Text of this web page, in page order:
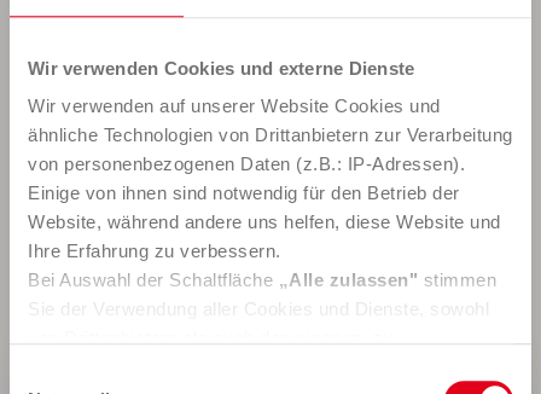
Wir verwenden Cookies und externe Dienste
Wir verwenden auf unserer Website Cookies und
ähnliche Technologien von Drittanbietern zur Verarbeitung
von personenbezogenen Daten (z.B.: IP-Adressen).
Einige von ihnen sind notwendig für den Betrieb der
Website, während andere uns helfen, diese Website und
Ihre Erfahrung zu verbessern.
Bei Auswahl der Schaltfläche „Alle zulassen" stimmen
Sie der Verwendung aller Cookies und Dienste, sowohl
Umweltanalytik
Koordination mit Behörden
Akkreditierte Prüf- und Inspektionsstelle
Jahrzehntelange Erfahrung und qualifiziertes
Fachpersonal
Kosteneinsparung, z. B. durch Eingrenzung
möglicher Kontaminationen
Alles aus einer Hand